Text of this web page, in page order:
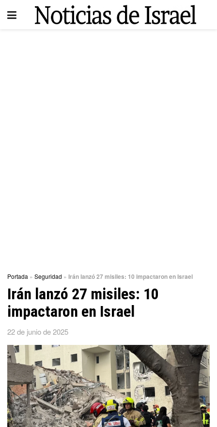
Portada » Seguridad » Irán lanzó 27 misiles: 10 impactaron en Israel
Irán lanzó 27 misiles: 10
impactaron en Israel
22 de junio de 2025